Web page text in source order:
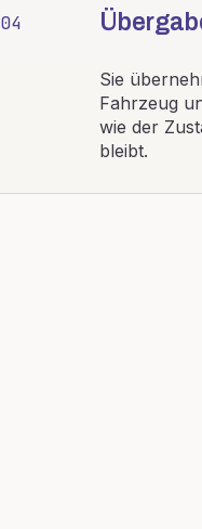
04
Sie
Fahrzeug
wie der
bleibt.